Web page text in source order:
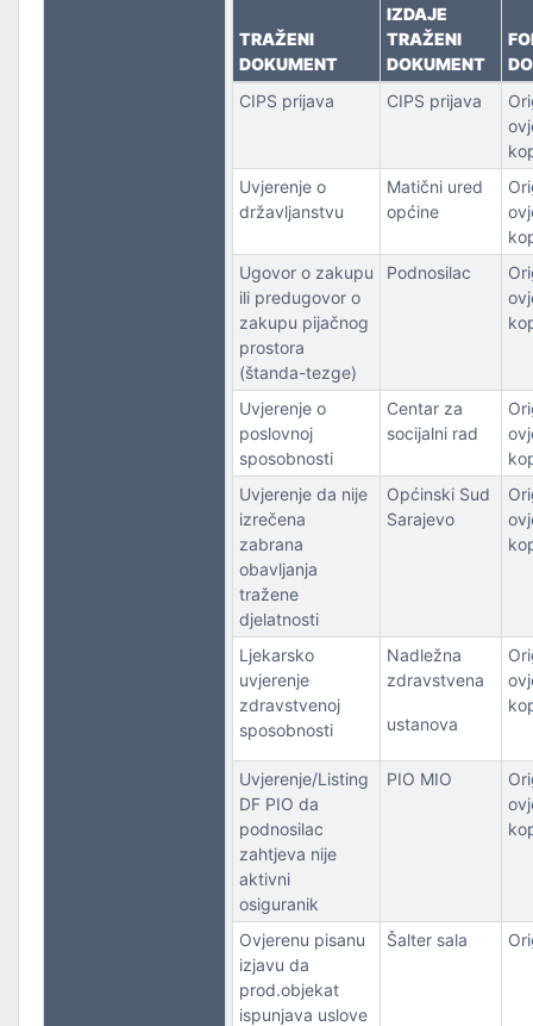
TRAŽENI
DOKUMENT
IZDAJE
TRAŽENI
DOKUMENT
CIPS prijava
CIPS prijava
Uvjerenje o
državljanstvu
Matični ured
općine
Ugovor o zakupu
ili predugovor o
zakupu pijačnog
prostora
(štanda-tezge)
Podnosilac
Uvjerenje o
poslovnoj
sposobnosti
Centar za
socijalni rad
Uvjerenje da nije
izrečena
zabrana
obavljanja
tražene
djelatnosti
Općinski Sud
Sarajevo
Ljekarsko
uvjerenje
zdravstvenoj
sposobnosti
Nadležna
zdravstvena
ustanova
Uvjerenje/Listing
DF PIO da
podnosilac
zahtjeva nije
aktivni
osiguranik
PIO MIO
Ovjerenu pisanu
izjavu da
prod.objekat
ispunjava uslove
Šalter sala